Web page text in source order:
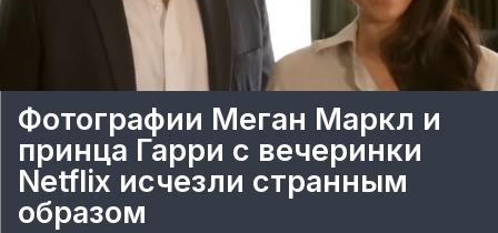
Фотографии Меган Маркл и
принца Гарри с вечеринки
Netflix исчезли странным
образом